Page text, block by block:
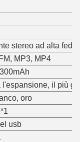
stereo ad alta
MP3, MP4
l'espansione, il più
oro
usb